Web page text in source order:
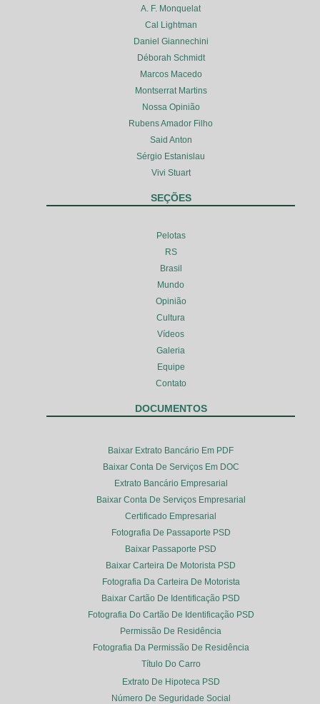
A. F. Monquelat
Cal Lightman
Daniel Giannechini
Déborah Schmidt
Marcos Macedo
Montserrat Martins
Nossa Opinião
Rubens Amador Filho
Said Anton
Sérgio Estanislau
Vivi Stuart
SEÇÕES
Pelotas
RS
Brasil
Mundo
Opinião
Cultura
Vídeos
Galeria
Equipe
Contato
DOCUMENTOS
Baixar Extrato Bancário Em PDF
Baixar Conta De Serviços Em DOC
Extrato Bancário Empresarial
Baixar Conta De Serviços Empresarial
Certificado Empresarial
Fotografia De Passaporte PSD
Baixar Passaporte PSD
Baixar Carteira De Motorista PSD
Fotografia Da Carteira De Motorista
Baixar Cartão De Identificação PSD
Fotografia Do Cartão De Identificação PSD
Permissão De Residência
Fotografia Da Permissão De Residência
Título Do Carro
Extrato De Hipoteca PSD
Número De Seguridade Social